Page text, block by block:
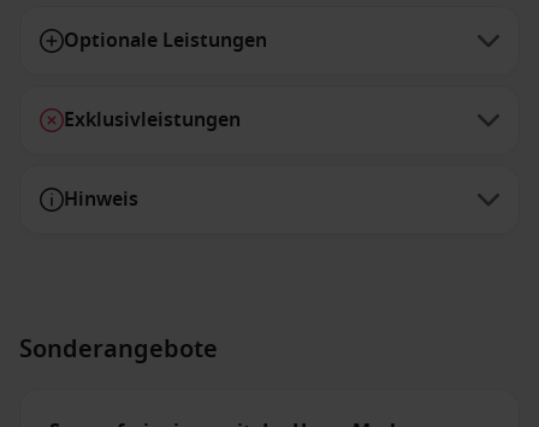
Optionale Leistungen
Exklusivleistungen
Hinweis
Sonderangebote